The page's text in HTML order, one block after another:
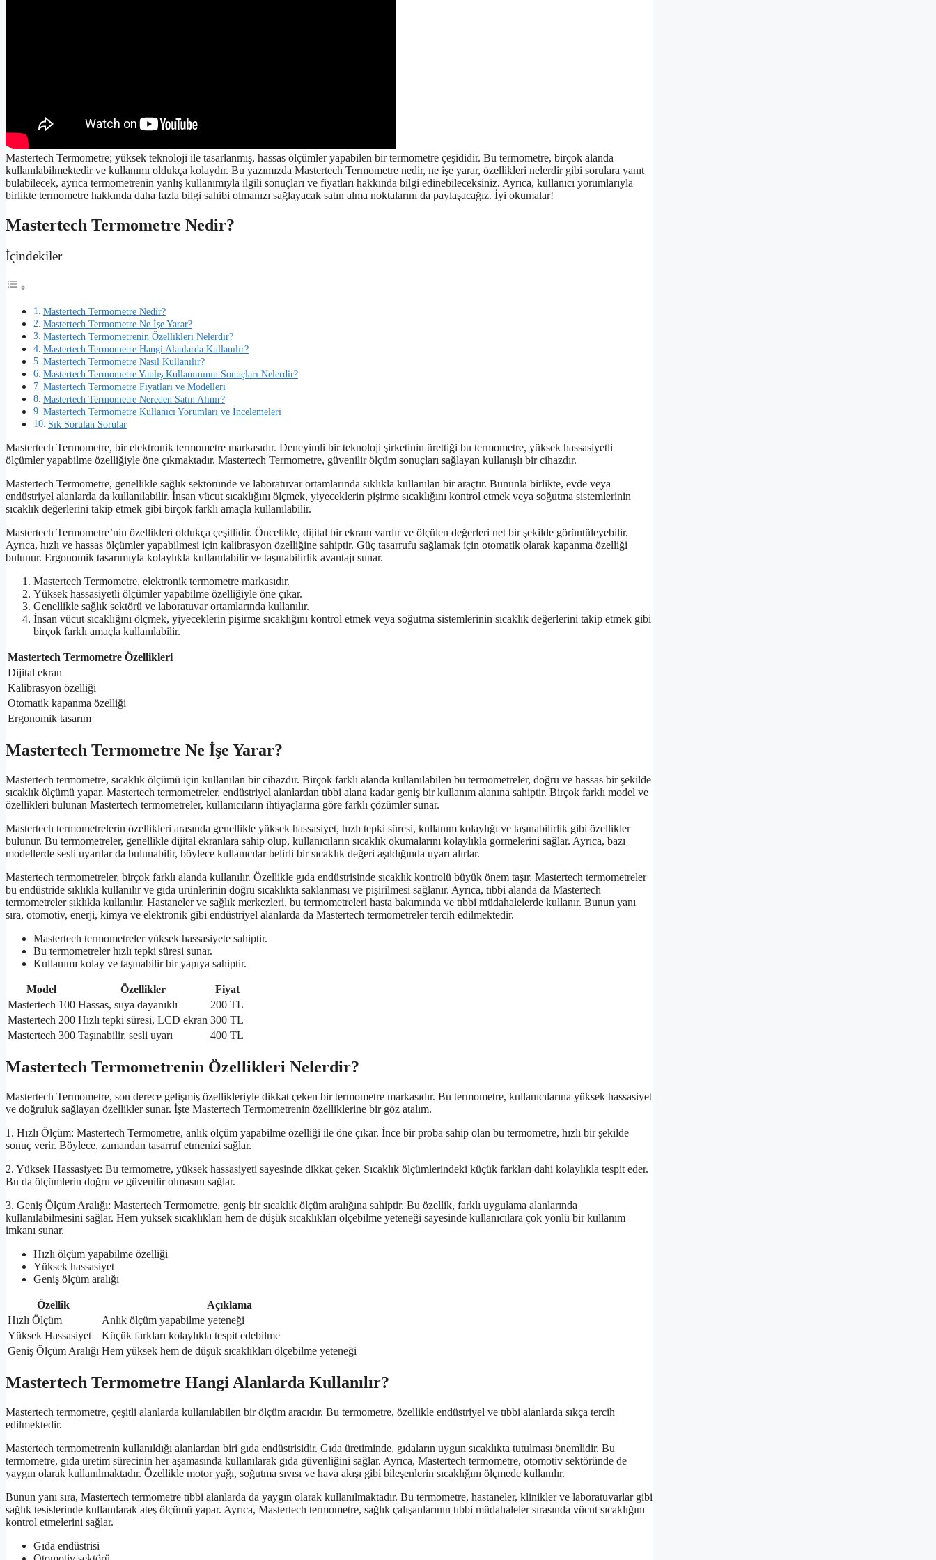
Mastertech Termometre; yüksek teknoloji ile tasarlanmış, hassas ölçümler yapabilen bir termometre çeşididir. Bu termometre, birçok alanda
kullanılabilmektedir ve kullanımı oldukça kolaydır. Bu yazımızda Mastertech Termometre nedir, ne işe yarar, özellikleri nelerdir gibi sorulara yanıt
bulabilecek, ayrıca termometrenin yanlış kullanımıyla ilgili sonuçları ve fiyatları hakkında bilgi edinebileceksiniz. Ayrıca, kullanıcı yorumlarıyla
birlikte termometre hakkında daha fazla bilgi sahibi olmanızı sağlayacak satın alma noktalarını da paylaşacağız. İyi okumalar!
Mastertech Termometre Nedir?
İçindekiler
Mastertech Termometre Nedir?
Mastertech Termometre Ne İşe Yarar?
Mastertech Termometrenin Özellikleri Nelerdir?
Mastertech Termometre Hangi Alanlarda Kullanılır?
Mastertech Termometre Nasıl Kullanılır?
Mastertech Termometre Yanlış Kullanımının Sonuçları Nelerdir?
Mastertech Termometre Fiyatları ve Modelleri
Mastertech Termometre Nereden Satın Alınır?
Mastertech Termometre Kullanıcı Yorumları ve İncelemeleri
Sık Sorulan Sorular
Mastertech Termometre, bir elektronik termometre markasıdır. Deneyimli bir teknoloji şirketinin ürettiği bu termometre, yüksek hassasiyetli
ölçümler yapabilme özelliğiyle öne çıkmaktadır. Mastertech Termometre, güvenilir ölçüm sonuçları sağlayan kullanışlı bir cihazdır.
Mastertech Termometre, genellikle sağlık sektöründe ve laboratuvar ortamlarında sıklıkla kullanılan bir araçtır. Bununla birlikte, evde veya
endüstriyel alanlarda da kullanılabilir. İnsan vücut sıcaklığını ölçmek, yiyeceklerin pişirme sıcaklığını kontrol etmek veya soğutma sistemlerinin
sıcaklık değerlerini takip etmek gibi birçok farklı amaçla kullanılabilir.
Mastertech Termometre’nin özellikleri oldukça çeşitlidir. Öncelikle, dijital bir ekranı vardır ve ölçülen değerleri net bir şekilde görüntüleyebilir.
Ayrıca, hızlı ve hassas ölçümler yapabilmesi için kalibrasyon özelliğine sahiptir. Güç tasarrufu sağlamak için otomatik olarak kapanma özelliği
bulunur. Ergonomik tasarımıyla kolaylıkla kullanılabilir ve taşınabilirlik avantajı sunar.
Mastertech Termometre, elektronik termometre markasıdır.
Yüksek hassasiyetli ölçümler yapabilme özelliğiyle öne çıkar.
Genellikle sağlık sektörü ve laboratuvar ortamlarında kullanılır.
İnsan vücut sıcaklığını ölçmek, yiyeceklerin pişirme sıcaklığını kontrol etmek veya soğutma sistemlerinin sıcaklık değerlerini takip etmek gibi
birçok farklı amaçla kullanılabilir.
Mastertech Termometre Özellikleri
Dijital ekran
Kalibrasyon özelliği
Otomatik kapanma özelliği
Ergonomik tasarım
Mastertech Termometre Ne İşe Yarar?
Mastertech termometre, sıcaklık ölçümü için kullanılan bir cihazdır. Birçok farklı alanda kullanılabilen bu termometreler, doğru ve hassas bir şekilde
sıcaklık ölçümü yapar. Mastertech termometreler, endüstriyel alanlardan tıbbi alana kadar geniş bir kullanım alanına sahiptir. Birçok farklı model ve
özellikleri bulunan Mastertech termometreler, kullanıcıların ihtiyaçlarına göre farklı çözümler sunar.
Mastertech termometrelerin özellikleri arasında genellikle yüksek hassasiyet, hızlı tepki süresi, kullanım kolaylığı ve taşınabilirlik gibi özellikler
bulunur. Bu termometreler, genellikle dijital ekranlara sahip olup, kullanıcıların sıcaklık okumalarını kolaylıkla görmelerini sağlar. Ayrıca, bazı
modellerde sesli uyarılar da bulunabilir, böylece kullanıcılar belirli bir sıcaklık değeri aşıldığında uyarı alırlar.
Mastertech termometreler, birçok farklı alanda kullanılır. Özellikle gıda endüstrisinde sıcaklık kontrolü büyük önem taşır. Mastertech termometreler
bu endüstride sıklıkla kullanılır ve gıda ürünlerinin doğru sıcaklıkta saklanması ve pişirilmesi sağlanır. Ayrıca, tıbbi alanda da Mastertech
termometreler sıklıkla kullanılır. Hastaneler ve sağlık merkezleri, bu termometreleri hasta bakımında ve tıbbi müdahalelerde kullanır. Bunun yanı
sıra, otomotiv, enerji, kimya ve elektronik gibi endüstriyel alanlarda da Mastertech termometreler tercih edilmektedir.
Mastertech termometreler yüksek hassasiyete sahiptir.
Bu termometreler hızlı tepki süresi sunar.
Kullanımı kolay ve taşınabilir bir yapıya sahiptir.
Model Özellikler
Fiyat
Mastertech 100 Hassas, suya dayanıklı
200 TL
Mastertech 200 Hızlı tepki süresi, LCD ekran 300 TL
Mastertech 300 Taşınabilir, sesli uyarı 400 TL
Mastertech Termometrenin Özellikleri Nelerdir?
Mastertech Termometre, son derece gelişmiş özellikleriyle dikkat çeken bir termometre markasıdır. Bu termometre, kullanıcılarına yüksek hassasiyet
ve doğruluk sağlayan özellikler sunar. İşte Mastertech Termometrenin özelliklerine bir göz atalım.
1. Hızlı Ölçüm: Mastertech Termometre, anlık ölçüm yapabilme özelliği ile öne çıkar. İnce bir proba sahip olan bu termometre, hızlı bir şekilde
sonuç verir. Böylece, zamandan tasarruf etmenizi sağlar.
2. Yüksek Hassasiyet: Bu termometre, yüksek hassasiyeti sayesinde dikkat çeker. Sıcaklık ölçümlerindeki küçük farkları dahi kolaylıkla tespit eder.
Bu da ölçümlerin doğru ve güvenilir olmasını sağlar.
3. Geniş Ölçüm Aralığı: Mastertech Termometre, geniş bir sıcaklık ölçüm aralığına sahiptir. Bu özellik, farklı uygulama alanlarında
kullanılabilmesini sağlar. Hem yüksek sıcaklıkları hem de düşük sıcaklıkları ölçebilme yeteneği sayesinde kullanıcılara çok yönlü bir kullanım
imkanı sunar.
Hızlı ölçüm yapabilme özelliği
Yüksek hassasiyet
Geniş ölçüm aralığı
Özellik
Açıklama
Hızlı Ölçüm
Anlık ölçüm yapabilme yeteneği
Yüksek Hassasiyet
Küçük farkları kolaylıkla tespit edebilme
Geniş Ölçüm Aralığı Hem yüksek hem de düşük sıcaklıkları ölçebilme yeteneği
Mastertech Termometre Hangi Alanlarda Kullanılır?
Mastertech termometre, çeşitli alanlarda kullanılabilen bir ölçüm aracıdır. Bu termometre, özellikle endüstriyel ve tıbbi alanlarda sıkça tercih
edilmektedir.
Mastertech termometrenin kullanıldığı alanlardan biri gıda endüstrisidir. Gıda üretiminde, gıdaların uygun sıcaklıkta tutulması önemlidir. Bu
termometre, gıda üretim sürecinin her aşamasında kullanılarak gıda güvenliğini sağlar. Ayrıca, Mastertech termometre, otomotiv sektöründe de
yaygın olarak kullanılmaktadır. Özellikle motor yağı, soğutma sıvısı ve hava akışı gibi bileşenlerin sıcaklığını ölçmede kullanılır.
Bunun yanı sıra, Mastertech termometre tıbbi alanlarda da yaygın olarak kullanılmaktadır. Bu termometre, hastaneler, klinikler ve laboratuvarlar gibi
sağlık tesislerinde kullanılarak ateş ölçümü yapar. Ayrıca, Mastertech termometre, sağlık çalışanlarının tıbbi müdahaleler sırasında vücut sıcaklığını
kontrol etmelerini sağlar.
Gıda endüstrisi